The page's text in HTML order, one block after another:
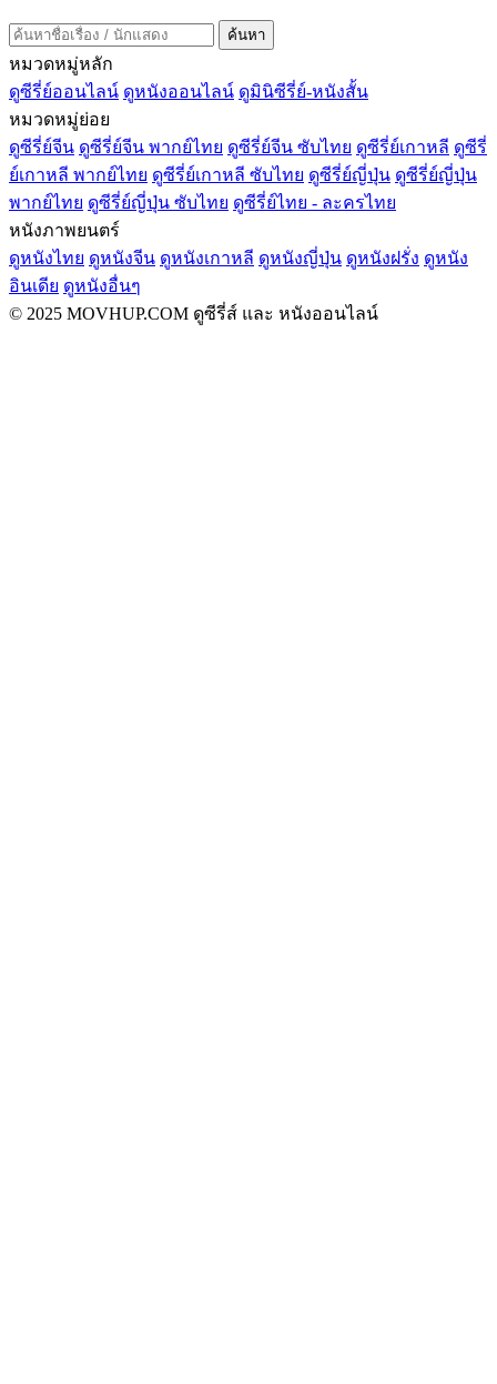
ค้นหา
หมวดหมู่หลัก
ดูซีรี่ย์ออนไลน์ ดูหนังออนไลน์ ดูมินิซีรี่ย์-หนังสั้น
หมวดหมู่ย่อย
ดูซีรี่ย์จีน ดูซีรี่ย์จีน พากย์ไทย ดูซีรี่ย์จีน ซับไทย ดูซีรี่ย์เกาหลี ดูซีรี่
ย์เกาหลี พากย์ไทย ดูซีรี่ย์เกาหลี ซับไทย ดูซีรี่ย์ญี่ปุ่น ดูซีรี่ย์ญี่ปุ่น
พากย์ไทย ดูซีรี่ย์ญี่ปุ่น ซับไทย ดูซีรี่ย์ไทย - ละครไทย
หนังภาพยนตร์
ดูหนังไทย ดูหนังจีน ดูหนังเกาหลี ดูหนังญี่ปุ่น ดูหนังฝรั่ง ดูหนัง
อินเดีย ดูหนังอื่นๆ
© 2025 MOVHUP.COM ดูซีรี่ส์ และ หนังออนไลน์